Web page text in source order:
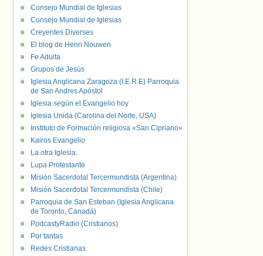
Consejo Mundial de Iglesias
Consejo Mundial de Iglesias
Creyentes Diverses
El blog de Henri Nouwen
Fe Adulta
Grupos de Jesús
Iglesia Anglicana Zaragoza (I.E.R.E) Parroquia
de San Andres Apóstol
Iglesia según el Evangelio hoy
Iglesia Unida (Carolina del Norte, USA)
Instituto de Formación religiosa «San Cipriano»
Kairos Evangelio
La otra Iglesia.
Lupa Protestante
Misión Sacerdotal Tercermundista (Argentina)
Misión Sacerdotal Tercermundista (Chile)
Parroquia de San Esteban (Iglesia Anglicana
de Toronto, Canadá)
PodcastyRadio (Cristianos)
Por tantas
Redes Cristianas